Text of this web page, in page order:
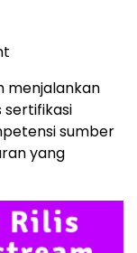
menjalankan
sertifikasi
sumber
yang